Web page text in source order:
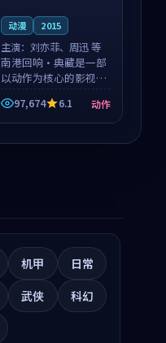
动漫 2015
主演： 刘亦菲、周迅 等
南港回响·典藏是一部
以动作为核心的影视作
品，围绕危机、反转与
人物成长展开，整体节
奏紧凑，值得推荐观
97,674 6.1 动作
机甲
日常
武侠
科幻